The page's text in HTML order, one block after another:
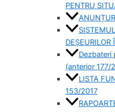
PENTRU
Dezbateri
(anterior 177/
LISTA
153/2017